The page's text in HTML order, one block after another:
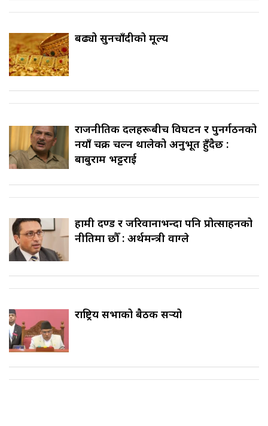
बढ्यो सुनचाँदीको मूल्य
राजनीतिक दलहरूबीच विघटन र पुनर्गठनको
नयाँ चक्र चल्न थालेको अनुभूत हुँदैछ :
बाबुराम भट्टराई
हामी दण्ड र जरिवानाभन्दा पनि प्रोत्साहनको
नीतिमा छौँ : अर्थमन्त्री वाग्ले
राष्ट्रिय सभाको बैठक सर्‍यो